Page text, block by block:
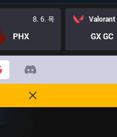
8. 6. 목
PHX
Valorant
GX GC